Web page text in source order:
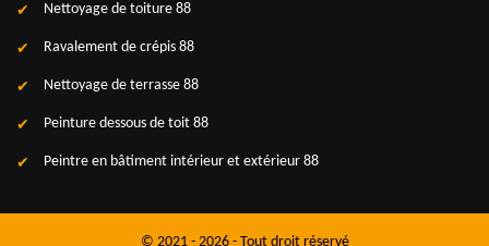
Nettoyage de toiture 88
Ravalement de crépis 88
Nettoyage de terrasse 88
Peinture dessous de toit 88
Peintre en bâtiment intérieur et extérieur 88
© 2021 - 2026 - Tout droit réservé